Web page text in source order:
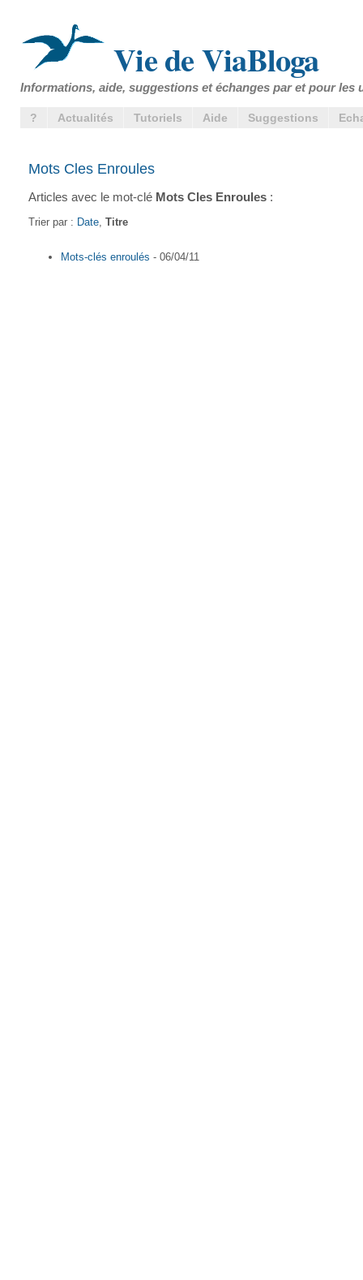
Vie de ViaBloga
Informations, aide, suggestions et échanges par et pour les
? Actualités Tutoriels Aide Suggestions
Mots Cles Enroules
Articles avec le mot-clé Mots Cles Enroules :
Trier par : Date Titre
Mots-clés enroulés - 06/04/11